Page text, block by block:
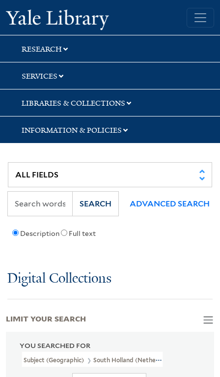
Skip
to
search
Skip
to
main
content
Skip
to
first
result
Yale University Library
RESEARCH
SERVICES
LIBRARIES & COLLECTIONS
INFORMATION & POLICIES
Description Full text
SEARCH ADVANCED SEARCH
Digital Collections
YOU SEARCHED FOR
Subject (Geographic) South Holland (Netherlands)--Maps--Early
LIMIT YOUR SEARCH